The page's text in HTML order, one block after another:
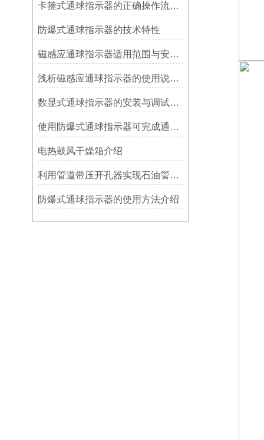
卡箍式通球指示器的正确操作流程介绍
防爆式通球指示器的技术特性
磁感应通球指示器适用范围与安装方法
浅析磁感应通球指示器的使用说明及特点
数显式通球指示器的安装与调试技巧
使用防爆式通球指示器可完成通球指示功能
电热鼓风干燥箱介绍
利用管道带压开孔器实现石油管道通过指示器的在线维修
防爆式通球指示器的使用方法介绍